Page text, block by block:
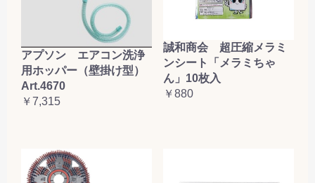
アプソン エアコン洗浄
用ホッパー（壁掛け型）
Art.4670
￥7,315
誠和商会 超圧縮メラミ
ンシート「メラミちゃ
ん」10枚入
￥880